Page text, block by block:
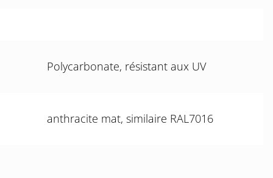
Polycarbonate, résistant aux UV
anthracite mat, similaire RAL7016